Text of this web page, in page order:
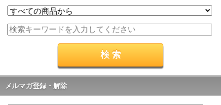
メルマガ登録・解除